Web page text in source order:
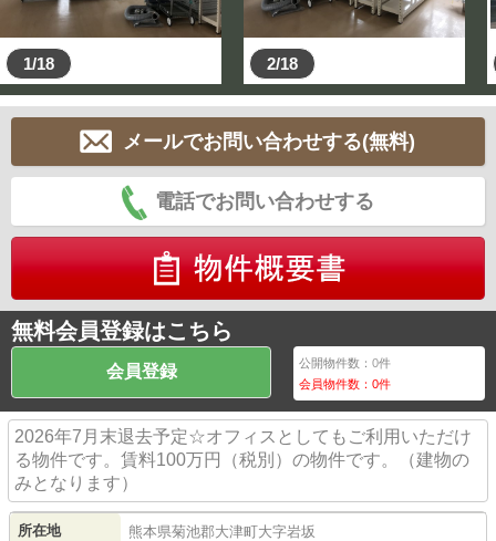
1/18 2/18
メールでお問い合わせする(無料)
電話でお問い合わせする
無料会員登録はこちら
会員登録 公開物件数：0件
会員物件数：0件
2026年7月末退去予定☆オフィスとしてもご利用いただけ
る物件です。賃料100万円（税別）の物件です。（建物の
みとなります）
所在地 熊本県菊池郡大津町大字岩坂